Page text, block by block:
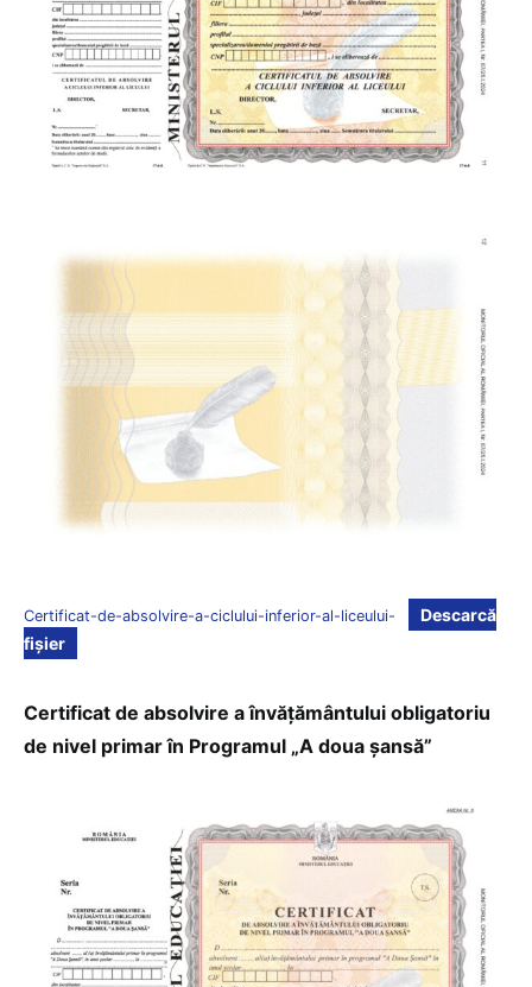
Certificat-de-absolvire-a-ciclului-inferior-al-liceului-
Descarcă
fișier
Certificat de absolvire a învățământului obligatoriu
de nivel primar în Programul „A doua șansă”